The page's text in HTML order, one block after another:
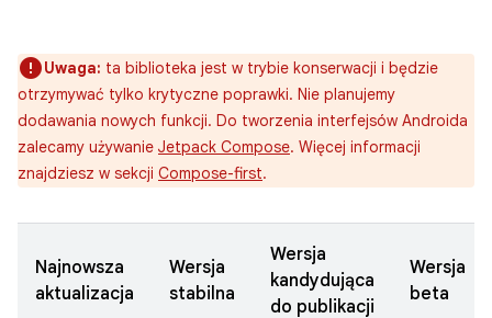
Uwaga: ta biblioteka jest w trybie konserwacji i będzie
otrzymywać tylko krytyczne poprawki. Nie planujemy
dodawania nowych funkcji. Do tworzenia interfejsów Androida
zalecamy używanie Jetpack Compose. Więcej informacji
znajdziesz w sekcji Compose-first.
Najnowsza
aktualizacja
Wersja
stabilna
Wersja
kandydująca
do publikacji
Wersja
beta